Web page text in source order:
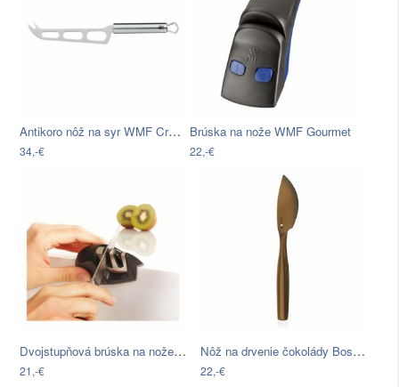
Antikoro nôž na syr WMF Cromargan®…
34,-€
Brúska na nože WMF Gourmet
22,-€
Dvojstupňová brúska na nože Kitchen IQ
21,-€
Nôž na drvenie čokolády Bosca Choco…
22,-€